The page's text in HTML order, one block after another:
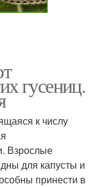
гусениц.
к числу
Взрослые
для капусты и
принести в